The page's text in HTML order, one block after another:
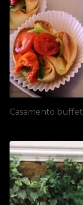
Casamento buffet